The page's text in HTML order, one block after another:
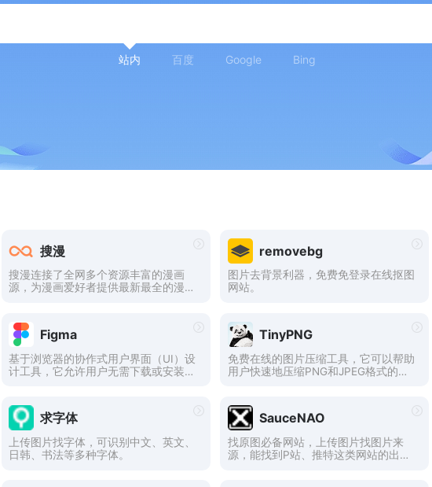
站内 百度 Google Bing
搜漫
搜漫连接了全网多个资源丰富的漫画
源，为漫画爱好者提供最新最全的漫画
removebg
图片去背景利器，免费免登录在线抠图
网站。
Figma
基于浏览器的协作式用户界面（UI）设
计工具，它允许用户无需下载或安装任
s、macOS、Linux和Chrome OS等主
流操作系统以及移动设备上的iOS和An
droid操作系统。
TinyPNG
免费在线的图片压缩工具，它可以帮助
用户快速地压缩PNG和JPEG格式的图
率。用户只需要将需要压缩的图片上传
至TinyPNG的网站，即可获得压缩后的
图片下载链接，非常方便实用。
求字体
上传图片找字体，可识别中文、英文、
日韩、书法等多种字体。
SauceNAO
找原图必备网站，上传图片找图片来
源，能找到P站、推特这类网站的出